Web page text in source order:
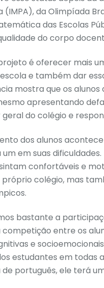
(IMPA), da Olimpíada
das Escolas
do corpo
é oferecer mais
e também dar
mostra que os
apresentando
do colégio e
dos alunos
em suas
confortáveis e
próprio colégio, mas
bastante a
entre os
e
estudantes em todas
português, ele terá